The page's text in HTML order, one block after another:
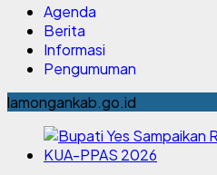
Agenda
Berita
Informasi
Pengumuman
lamongankab.go.id